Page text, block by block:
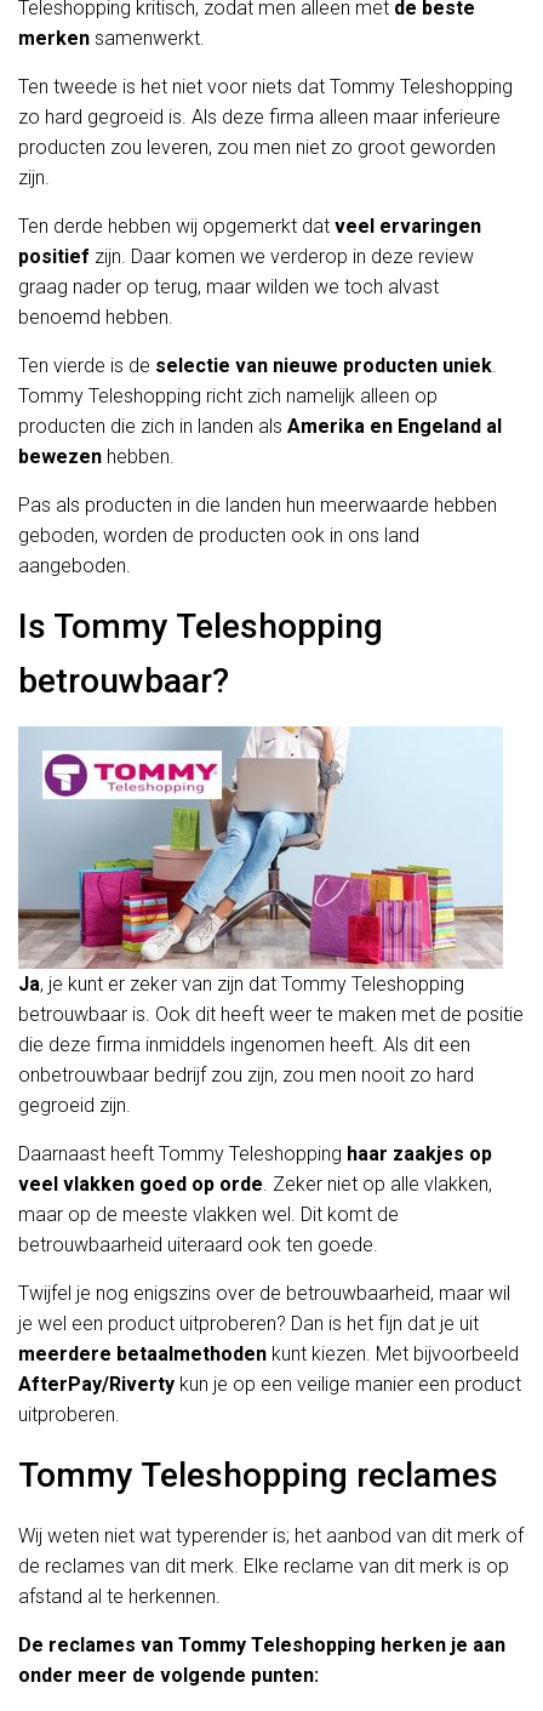
Teleshopping kritisch, zodat men alleen met de beste
merken samenwerkt.
Ten tweede is het niet voor niets dat Tommy Teleshopping
zo hard gegroeid is. Als deze firma alleen maar inferieure
producten zou leveren, zou men niet zo groot geworden
zijn.
Ten derde hebben wij opgemerkt dat veel ervaringen
positief zijn. Daar komen we verderop in deze review
graag nader op terug, maar wilden we toch alvast
benoemd hebben.
Ten vierde is de selectie van nieuwe producten uniek.
Tommy Teleshopping richt zich namelijk alleen op
producten die zich in landen als Amerika en Engeland al
bewezen hebben.
Pas als producten in die landen hun meerwaarde hebben
geboden, worden de producten ook in ons land
aangeboden.
Is Tommy Teleshopping
betrouwbaar?
Ja, je kunt er zeker van zijn dat Tommy Teleshopping
betrouwbaar is. Ook dit heeft weer te maken met de positie
die deze firma inmiddels ingenomen heeft. Als dit een
onbetrouwbaar bedrijf zou zijn, zou men nooit zo hard
gegroeid zijn.
Daarnaast heeft Tommy Teleshopping haar zaakjes op
veel vlakken goed op orde. Zeker niet op alle vlakken,
maar op de meeste vlakken wel. Dit komt de
betrouwbaarheid uiteraard ook ten goede.
Twijfel je nog enigszins over de betrouwbaarheid, maar wil
je wel een product uitproberen? Dan is het fijn dat je uit
meerdere betaalmethoden kunt kiezen. Met bijvoorbeeld
AfterPay/Riverty kun je op een veilige manier een product
uitproberen.
Tommy Teleshopping reclames
Wij weten niet wat typerender is; het aanbod van dit merk of
de reclames van dit merk. Elke reclame van dit merk is op
afstand al te herkennen.
De reclames van Tommy Teleshopping herken je aan
onder meer de volgende punten: